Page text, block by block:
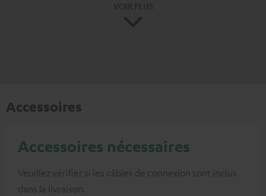
Accessoires
Accessoires nécessaires
Veuillez vérifier si les câbles de connexion sont inclus
dans la livraison.